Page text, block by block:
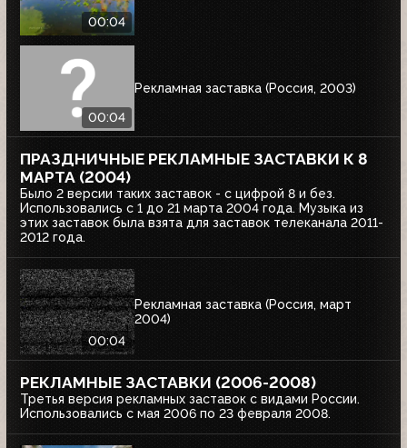
00:04
00:04
Рекламная заставка (Россия, 2003)
ПРАЗДНИЧНЫЕ РЕКЛАМНЫЕ ЗАСТАВКИ К 8
МАРТА (2004)
Было 2 версии таких заставок - с цифрой 8 и без.
Использовались с 1 до 21 марта 2004 года. Музыка из
этих заставок была взята для заставок телеканала 2011-
2012 года.
00:04
Рекламная заставка (Россия, март
2004)
РЕКЛАМНЫЕ ЗАСТАВКИ (2006-2008)
Третья версия рекламных заставок с видами России.
Использовались с мая 2006 по 23 февраля 2008.